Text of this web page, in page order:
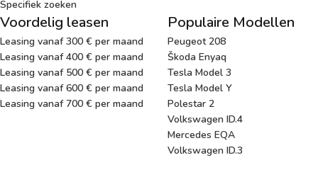
Specifiek zoeken
Voordelig leasen
Leasing vanaf 300 € per maand
Leasing vanaf 400 € per maand
Leasing vanaf 500 € per maand
Leasing vanaf 600 € per maand
Leasing vanaf 700 € per maand
Populaire Modellen
Peugeot 208
Škoda Enyaq
Tesla Model 3
Tesla Model Y
Polestar 2
Volkswagen ID.4
Mercedes EQA
Volkswagen ID.3